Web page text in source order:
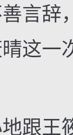
辞
这一
王